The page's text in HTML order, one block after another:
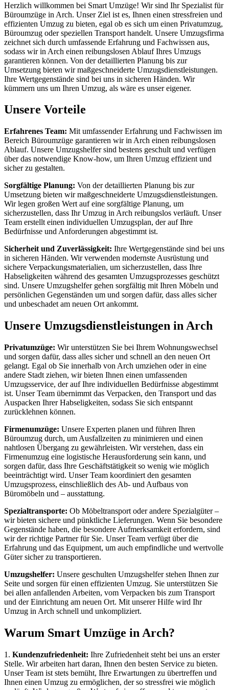
Herzlich willkommen bei Smart Umzüge! Wir sind Ihr Spezialist für
Büroumzüge in Arch. Unser Ziel ist es, Ihnen einen stressfreien und
effizienten Umzug zu bieten, egal ob es sich um einen Privatumzug,
Büroumzug oder speziellen Transport handelt. Unsere Umzugsfirma
zeichnet sich durch umfassende Erfahrung und Fachwissen aus,
sodass wir in Arch einen reibungslosen Ablauf Ihres Umzugs
garantieren können. Von der detaillierten Planung bis zur
Umsetzung bieten wir maßgeschneiderte Umzugsdienstleistungen.
Ihre Wertgegenstände sind bei uns in sicheren Händen. Wir
kümmern uns um Ihren Umzug, als wäre es unser eigener.
Unsere Vorteile
Erfahrenes Team: Mit umfassender Erfahrung und Fachwissen im
Bereich Büroumzüge garantieren wir in Arch einen reibungslosen
Ablauf. Unsere Umzugshelfer sind bestens geschult und verfügen
über das notwendige Know-how, um Ihren Umzug effizient und
sicher zu gestalten.
Sorgfältige Planung: Von der detaillierten Planung bis zur
Umsetzung bieten wir maßgeschneiderte Umzugsdienstleistungen.
Wir legen großen Wert auf eine sorgfältige Planung, um
sicherzustellen, dass Ihr Umzug in Arch reibungslos verläuft. Unser
Team erstellt einen individuellen Umzugsplan, der auf Ihre
Bedürfnisse und Anforderungen abgestimmt ist.
Sicherheit und Zuverlässigkeit: Ihre Wertgegenstände sind bei uns
in sicheren Händen. Wir verwenden modernste Ausrüstung und
sichere Verpackungsmaterialien, um sicherzustellen, dass Ihre
Habseligkeiten während des gesamten Umzugsprozesses geschützt
sind. Unsere Umzugshelfer gehen sorgfältig mit Ihren Möbeln und
persönlichen Gegenständen um und sorgen dafür, dass alles sicher
und unbeschadet am neuen Ort ankommt.
Unsere Umzugsdienstleistungen in Arch
Privatumzüge: Wir unterstützen Sie bei Ihrem Wohnungswechsel
und sorgen dafür, dass alles sicher und schnell an den neuen Ort
gelangt. Egal ob Sie innerhalb von Arch umziehen oder in eine
andere Stadt ziehen, wir bieten Ihnen einen umfassenden
Umzugsservice, der auf Ihre individuellen Bedürfnisse abgestimmt
ist. Unser Team übernimmt das Verpacken, den Transport und das
Auspacken Ihrer Habseligkeiten, sodass Sie sich entspannt
zurücklehnen können.
Firmenumzüge: Unsere Experten planen und führen Ihren
Büroumzug durch, um Ausfallzeiten zu minimieren und einen
nahtlosen Übergang zu gewährleisten. Wir verstehen, dass ein
Firmenumzug eine logistische Herausforderung sein kann, und
sorgen dafür, dass Ihre Geschäftstätigkeit so wenig wie möglich
beeinträchtigt wird. Unser Team koordiniert den gesamten
Umzugsprozess, einschließlich des Ab- und Aufbaus von
Büromöbeln und – ausstattung.
Spezialtransporte: Ob Möbeltransport oder andere Spezialgüter –
wir bieten sichere und pünktliche Lieferungen. Wenn Sie besondere
Gegenstände haben, die besondere Aufmerksamkeit erfordern, sind
wir der richtige Partner für Sie. Unser Team verfügt über die
Erfahrung und das Equipment, um auch empfindliche und wertvolle
Güter sicher zu transportieren.
Umzugshelfer: Unsere geschulten Umzugshelfer stehen Ihnen zur
Seite und sorgen für einen effizienten Umzug. Sie unterstützen Sie
bei allen anfallenden Arbeiten, vom Verpacken bis zum Transport
und der Einrichtung am neuen Ort. Mit unserer Hilfe wird Ihr
Umzug in Arch schnell und unkompliziert.
Warum Smart Umzüge in Arch?
1. Kundenzufriedenheit: Ihre Zufriedenheit steht bei uns an erster
Stelle. Wir arbeiten hart daran, Ihnen den besten Service zu bieten.
Unser Team ist stets bemüht, Ihre Erwartungen zu übertreffen und
Ihnen einen Umzug zu ermöglichen, der so stressfrei wie möglich